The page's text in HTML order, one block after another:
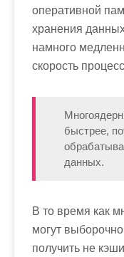
оперативной
хранения
намного
скорость
быстрее,
данных.
В то время как
могут
получить не